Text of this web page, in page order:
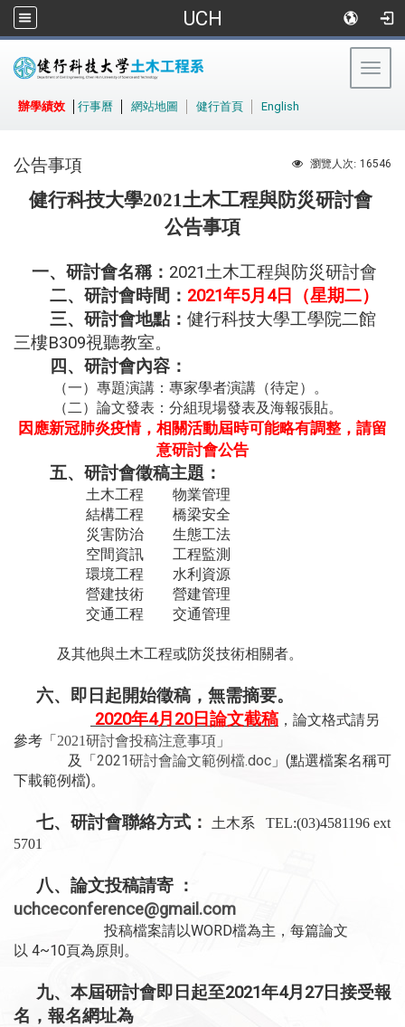
UCH
辦學績效 行事曆 網站地圖 健行首頁 English
瀏覽人次: 16546
公告事項
健行科技大學2021土木工程與防災研討會
公告事項
一、研討會名稱： 2021 土木工程與防災研討會
二、研討會時間： 2021年5月 4日（星期二）
三、研討會地點： 健行科技大學工學院二館
三樓B309視聽教室。
四、研討會內容：
（一）專題演講：專家學者演講（待定）。
（二）論文發表：分組現場發表及海報張貼。
因應新冠肺炎疫情，相關活動屆時可能略有調整，請留
意研討會公告
五、研討會徵稿主題：
土木工程
物業管理
結構工程
橋梁安全
災害防治
生態工法
空間資訊
工程監測
環境工程
水利資源
營建技術
營建管理
交通工程
交通管理
及其他與土木工程或防災技術相關者。
六、即日起開始徵稿，無需摘要。
2020年4月 20日論文截稿 ，論文格式請另
參考「 2021研討會投稿注意事項 」
及「 2021研討會論文範例檔.doc 」 (點選檔案名稱可
下載範例檔)。
七、研討會聯絡方式： 土木系 TEL:(03)4581196 ext
5701
八、論文投稿請寄 ：
uchceconference@gmail.com
投稿檔案請以WORD檔為主，每篇論文
以 4~10頁為原則。
九、本屆研討會即日起至2021年4月 27日接受報
名，報名網址為